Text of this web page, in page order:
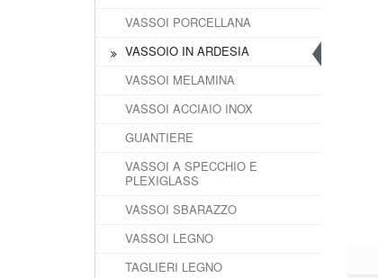
VASSOI PORCELLANA
VASSOIO IN ARDESIA
VASSOI MELAMINA
VASSOI ACCIAIO INOX
GUANTIERE
VASSOI A SPECCHIO E
PLEXIGLASS
VASSOI SBARAZZO
VASSOI LEGNO
TAGLIERI LEGNO